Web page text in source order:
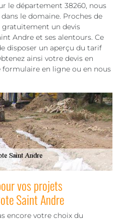
le département 38260, nous
le domaine. Proches de
un devis
Andre et ses alentours. Ce
disposer un aperçu du tarif
ainsi votre devis en
en ligne ou en nous
vos projets
Saint Andre
encore votre choix du